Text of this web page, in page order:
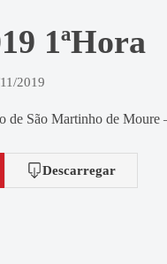
1ªHora
2019
de São Martinho de Moure
Descarregar